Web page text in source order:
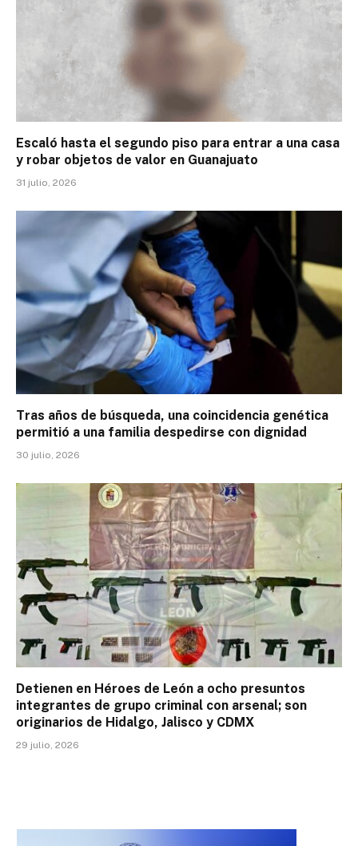
Escaló hasta el segundo piso para entrar a una casa
y robar objetos de valor en Guanajuato
31 julio, 2026
Tras años de búsqueda, una coincidencia genética
permitió a una familia despedirse con dignidad
30 julio, 2026
Detienen en Héroes de León a ocho presuntos
integrantes de grupo criminal con arsenal; son
originarios de Hidalgo, Jalisco y CDMX
29 julio, 2026